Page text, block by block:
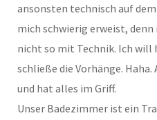
ansonsten technisch auf
mich schwierig erweist, denn
nicht so mit Technik. Ich will
schließe die Vorhänge.
und hat alles im Griff.
Unser Badezimmer ist ein